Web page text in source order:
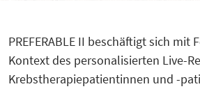
PREFERABLE II beschäftigt sich mit
Kontext des personalisierten Live-
Krebstherapiepatientinnen und -